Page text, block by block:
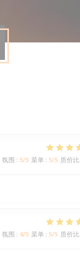
氛围 : 5/5 菜单: 5/5 质价比
氛围 : 4/5 菜单: 5/5 质价比